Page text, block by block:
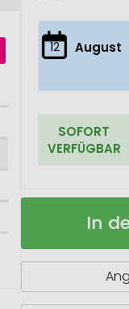
12 August
SOFORT
VERFÜGBAR
Einkaufswagen-
Chip/
Auf
In